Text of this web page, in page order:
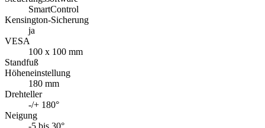
SmartControl
Kensington-Sicherung
ja
VESA
100 x 100 mm
Standfuß
Höheneinstellung
180 mm
Drehteller
-/+ 180°
Neigung
-5 bis 30°